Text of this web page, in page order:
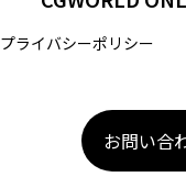
プライバシーポリシー
お問い合